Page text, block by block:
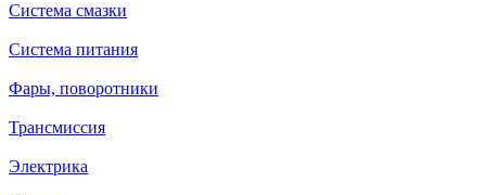
Система смазки
Система питания
Фары, поворотники
Трансмиссия
Электрика